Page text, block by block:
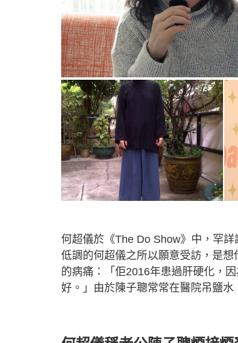
何超儀於《The Do Show》中，罕
低調的何超儀之所以願意受訪，是
的病痛：「佢2016年患過肝硬化，
好。」由於陳子聰常常在醫院吊鹽